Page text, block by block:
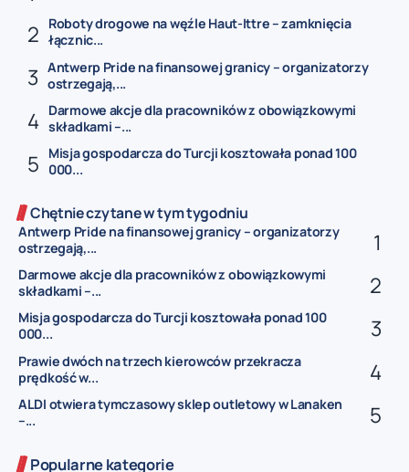
Roboty drogowe na węźle Haut-Ittre – zamknięcia
łącznic...
Antwerp Pride na finansowej granicy – organizatorzy
ostrzegają,...
Darmowe akcje dla pracowników z obowiązkowymi
składkami –...
Misja gospodarcza do Turcji kosztowała ponad 100
000...
Chętnie czytane w tym tygodniu
Antwerp Pride na finansowej granicy – organizatorzy
ostrzegają,...
Darmowe akcje dla pracowników z obowiązkowymi
składkami –...
Misja gospodarcza do Turcji kosztowała ponad 100
000...
Prawie dwóch na trzech kierowców przekracza
prędkość w...
ALDI otwiera tymczasowy sklep outletowy w Lanaken
–...
Popularne kategorie